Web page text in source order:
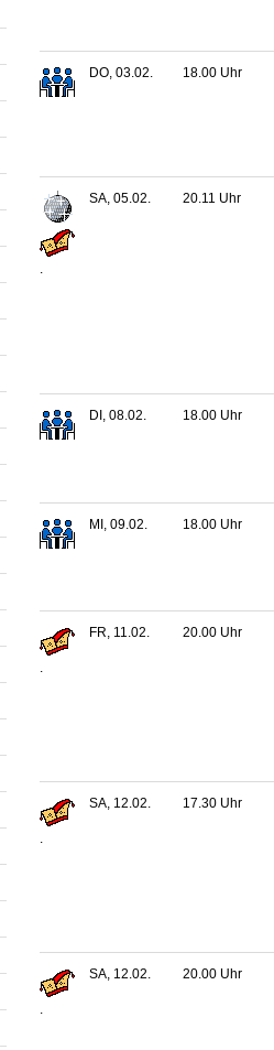
DO, 03.02. 18.00 Uhr
.
SA, 05.02. 20.11 Uhr
DI, 08.02. 18.00 Uhr
MI, 09.02. 18.00 Uhr
.
FR, 11.02. 20.00 Uhr
.
SA, 12.02. 17.30 Uhr
.
SA, 12.02. 20.00 Uhr